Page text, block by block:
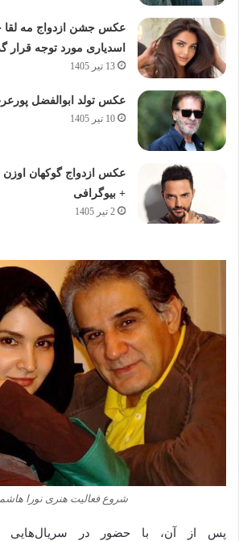
عکس جشن ازدواج مه لقا
اسدیاری مورد توجه قرار
13 تیر 1405
عکس تولد ابوالفضل پورعرب در
10 تیر 1405
عکس ازدواج گوکهان اوزن
+ بیوگرافی
2 تیر 1405
شروع فعالیت هنری نورا
پس از آن، با حضور در سریال‌هایی